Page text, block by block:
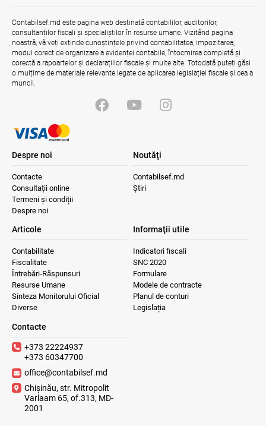
reformei finanțelor publice și a
administrării fiscale pentru aderarea la
UE
04.08.2026 Serviciul Fiscal de Stat
Contabilsef.md este pagina web destinată contabililor, auditorilor,
consultanților fiscali și specialiștilor în resurse umane. Vizitând pagina
noastră, vă veți extinde cunoștințele privind contabilitatea, impozitarea,
modul corect de organizare a evidenței contabile, întocmirea completă și
corectă a rapoartelor și declarațiilor fiscale și multe alte. Totodată puteți găsi
o mulțime de materiale relevante legate de aplicarea legislației fiscale și cea a
muncii.
Despre noi
Contacte
Consultații online
Termeni și condiții
Despre noi
Noutăţi
Contabilsef.md
Știri
Articole
Contabilitate
Fiscalitate
Întrebări-Răspunsuri
Resurse Umane
Sinteza Monitorului Oficial
Diverse
Informaţii utile
Indicatori fiscali
SNC 2020
Formulare
Modele de contracte
Planul de conturi
Legislația
Contacte
+373 22224937
+373 60347700
office@contabilsef.md
Chișinău, str. Mitropolit
Varlaam 65, of.313, MD-
2001